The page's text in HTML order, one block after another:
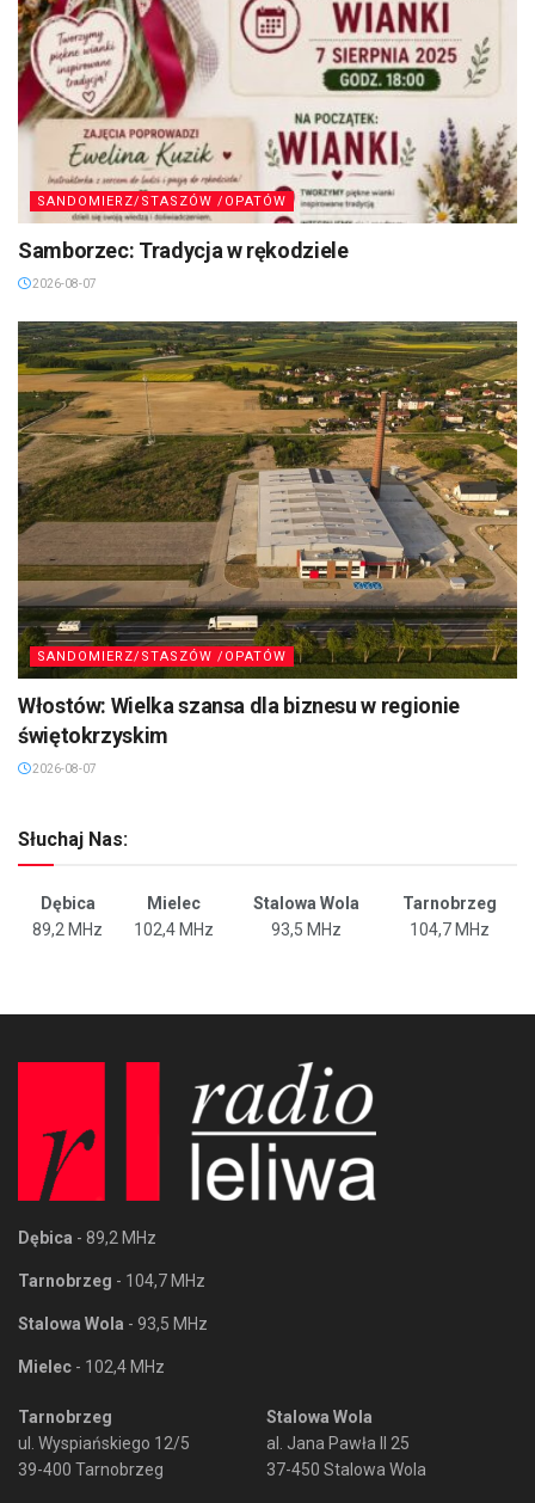
SANDOMIERZ/STASZÓW /OPATÓW
Samborzec: Tradycja w rękodziele
2026-08-07
SANDOMIERZ/STASZÓW /OPATÓW
Włostów: Wielka szansa dla biznesu w regionie
świętokrzyskim
2026-08-07
Słuchaj Nas:
Dębica Mielec Stalowa Wola
Tarnobrzeg
89,2 MHz
102,4 MHz 93,5 MHz 104,7 MHz
Dębica - 89,2 MHz
Tarnobrzeg - 104,7 MHz
Stalowa Wola - 93,5 MHz
Mielec - 102,4 MHz
Tarnobrzeg
ul. Wyspiańskiego 12/5
39-400 Tarnobrzeg
Stalowa Wola
al. Jana Pawła II 25
37-450 Stalowa Wola